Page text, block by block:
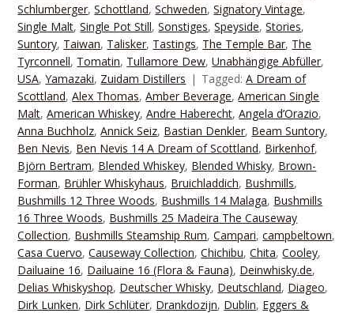
Schlumberger,Schottland,Schweden,Signatory Vintage,
Single Malt,Single Pot Still,Sonstiges,Speyside,Stories,
Suntory, Taiwan, Talisker, Tastings, The Temple Bar, The
Tyrconnell, Tomatin, Tullamore Dew,Unabhängige Abfüller,
USA,Yamazaki, Zuidam Distillers Tagged:A Dream of
Scottland,Alex Thomas,Amber Beverage,American Single
Malt,American Whiskey,Andre Haberecht,Angela d’Orazio,
Anna Buchholz,Annick Seiz, Bastian Denkler, Beam Suntory,
Ben Nevis, Ben Nevis 14 A Dream of Scottland, Birkenhof,
Björn Bertram, Blended Whiskey, Blended Whisky, Brown-
Forman, Brühler Whiskyhaus, Bruichladdich, Bushmills,
Bushmills 12 Three Woods, Bushmills 14 Malaga, Bushmills
16 Three Woods, Bushmills 25 Madeira The Causeway
Collection, Bushmills Steamship Rum,Campari,campbeltown,
Casa Cuervo,Causeway Collection,Chichibu,Chita,Cooley,
Dailuaine 16, Dailuaine 16 (Flora & Fauna), Deinwhisky.de,
Delias Whiskyshop, Deutscher Whisky, Deutschland, Diageo,
Dirk Lunken, Dirk Schlüter, Drankdozijn, Dublin, Eggers &